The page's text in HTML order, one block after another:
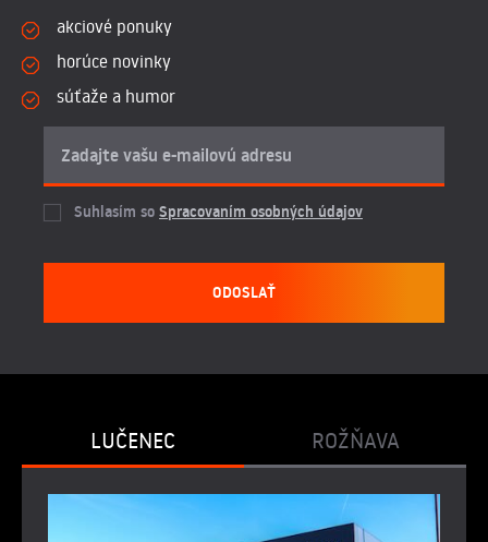
akciové ponuky
horúce novinky
súťaže a humor
Suhlasím so Spracovaním osobných údajov
ODOSLAŤ
LUČENEC ROŽŇAVA